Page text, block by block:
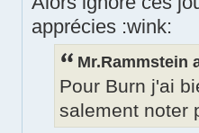
apprécies :wink:
Mr.Rammstein
Pour Burn j'ai
salement noter